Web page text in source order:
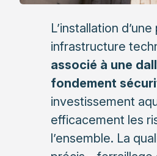
L’installation
infrastructure
associé à une
fondement
investissement
efficacement les
l’ensemble. La